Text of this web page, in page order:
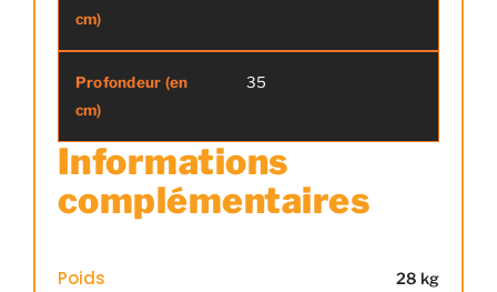
35
Informations
complémentaires
Poids 28 kg